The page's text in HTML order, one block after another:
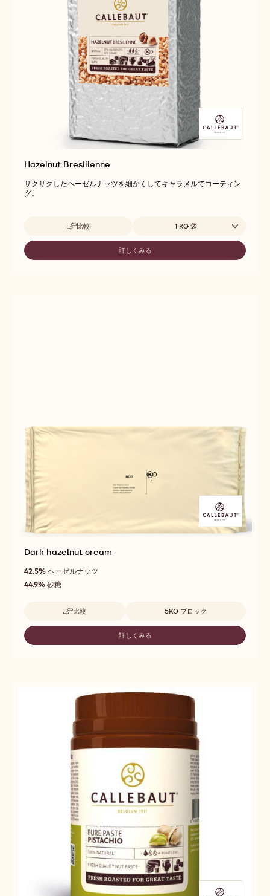
Hazelnut Bresilienne
サクサクしたヘーゼルナッツを細かくしてキャラメルでコーティン
グ。
比較
-
HAZELNUT
BRESILIENNE
1 KG 袋
詳しくみる
-
Dark hazelnut cream
42.5% ヘーゼルナッツ
44.9% 砂糖
比較
-
DARK
CREAM
5KG ブロック
詳しくみる
-